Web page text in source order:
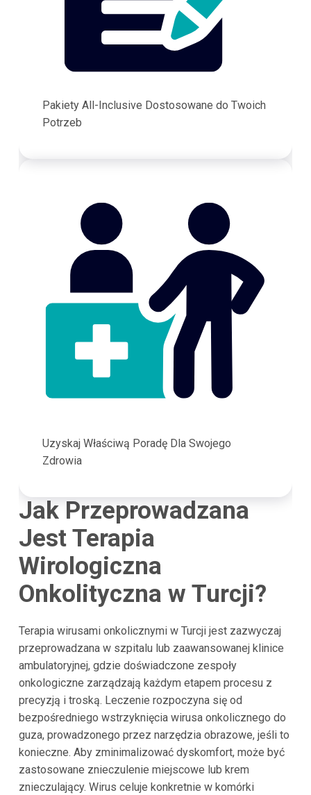
Pakiety All-Inclusive Dostosowane do Twoich
Potrzeb
Uzyskaj Właściwą Poradę Dla Swojego
Zdrowia
Jak Przeprowadzana
Jest Terapia
Wirologiczna
Onkolityczna w Turcji?
Terapia wirusami onkolicznymi w Turcji jest zazwyczaj
przeprowadzana w szpitalu lub zaawansowanej klinice
ambulatoryjnej, gdzie doświadczone zespoły
onkologiczne zarządzają każdym etapem procesu z
precyzją i troską. Leczenie rozpoczyna się od
bezpośredniego wstrzyknięcia wirusa onkolicznego do
guza, prowadzonego przez narzędzia obrazowe, jeśli to
konieczne. Aby zminimalizować dyskomfort, może być
zastosowane znieczulenie miejscowe lub krem
znieczulający. Wirus celuje konkretnie w komórki